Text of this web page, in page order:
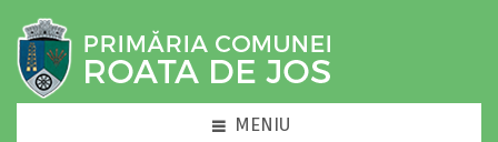
MENIU